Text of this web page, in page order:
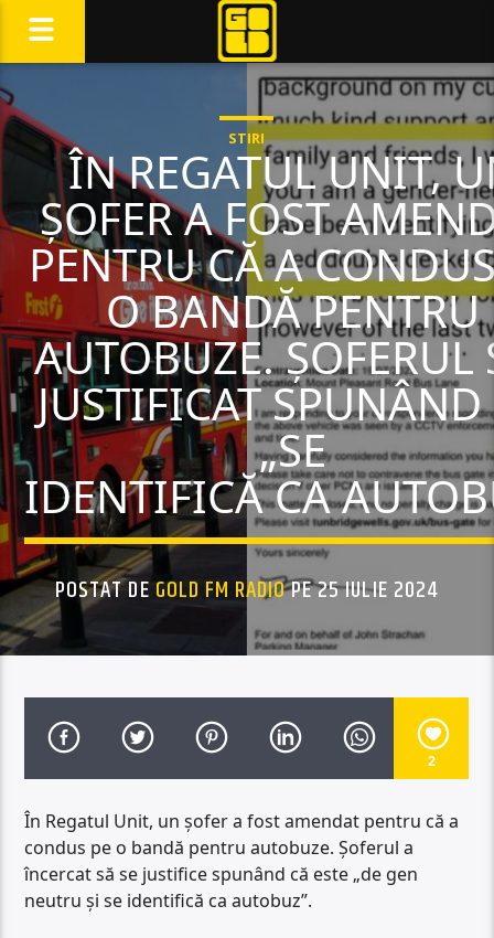
STIRI
ÎN REGATUL UNIT,
ȘOFER A FOST
PENTRU CĂ A
O BANDĂ PENTRU
AUTOBUZE. ȘOFERUL
JUSTIFICAT SPUNÂND
„SE
IDENTIFICĂ CA
POSTAT DEGOLD FM RADIOPE 25 IULIE 2024
2
În Regatul Unit, un șofer a fost amendat pentru că a
condus pe o bandă pentru autobuze. Șoferul a
încercat să se justifice spunând că este „de gen
neutru și se identifică ca autobuz”.